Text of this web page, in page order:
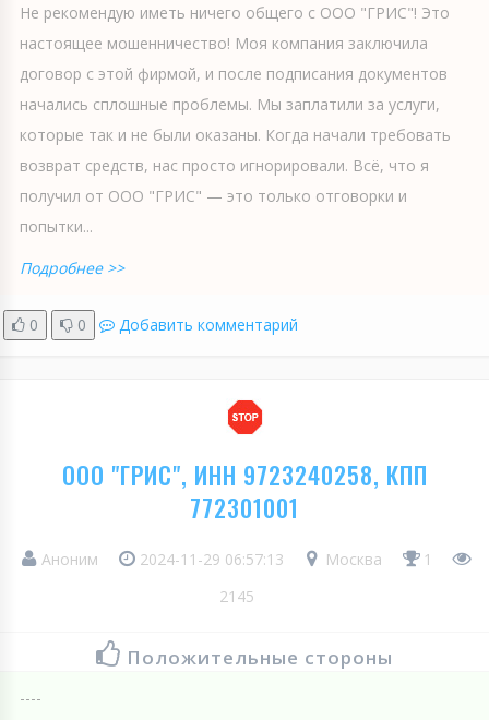
Не рекомендую иметь ничего общего с ООО "ГРИС"! Это
настоящее мошенничество! Моя компания заключила
договор с этой фирмой, и после подписания документов
начались сплошные проблемы. Мы заплатили за услуги,
которые так и не были оказаны. Когда начали требовать
возврат средств, нас просто игнорировали. Всё, что я
получил от ООО "ГРИС" — это только отговорки и
попытки...
Подробнее >>
0 0 Добавить комментарий
ООО "ГРИС", ИНН 9723240258, КПП
772301001
Аноним 2024-11-29 06:57:13 Москва
1
2145
Положительные стороны
----